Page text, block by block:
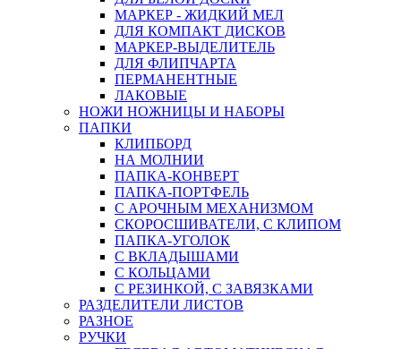
МАРКЕР - ЖИДКИЙ МЕЛ
ДЛЯ КОМПАКТ ДИСКОВ
МАРКЕР-ВЫДЕЛИТЕЛЬ
ДЛЯ ФЛИПЧАРТА
ПЕРМАНЕНТНЫЕ
ЛАКОВЫЕ
НОЖИ НОЖНИЦЫ И НАБОРЫ
ПАПКИ
КЛИПБОРД
НА МОЛНИИ
ПАПКА-КОНВЕРТ
ПАПКА-ПОРТФЕЛЬ
С АРОЧНЫМ МЕХАНИЗМОМ
СКОРОСШИВАТЕЛИ, С КЛИПОМ
ПАПКА-УГОЛОК
С ВКЛАДЫШАМИ
С КОЛЬЦАМИ
С РЕЗИНКОЙ, С ЗАВЯЗКАМИ
РАЗДЕЛИТЕЛИ ЛИСТОВ
РАЗНОЕ
РУЧКИ